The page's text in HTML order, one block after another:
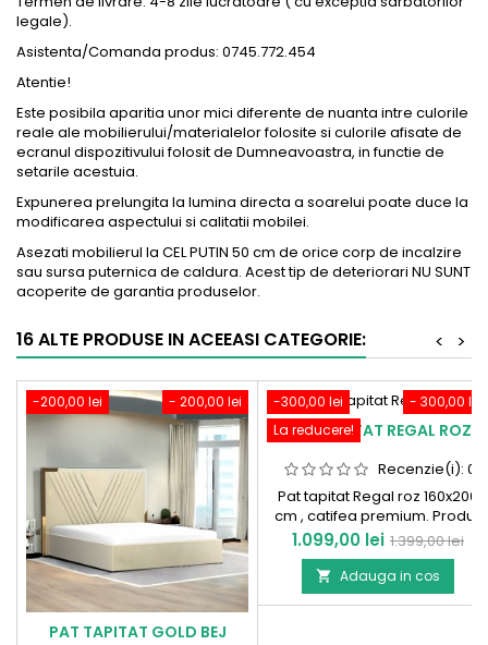
legale).
Asistenta/Comanda produs: 0745.772.454
Atentie!
Este posibila aparitia unor mici diferente de nuanta intre culorile
reale ale mobilierului/materialelor folosite si culorile afisate de
ecranul dispozitivului folosit de Dumneavoastra, infunctie de
setarile acestuia.
Expunerea prelungita la lumina directa a soarelui poate duce la
modificarea aspectului si calitatii mobilei.
Asezati mobilierul la CEL PUTIN 50 cm de orice corp de incalzire
sau sursa puternica de caldura. Acest tip de deteriorari NU SUNT
acoperite de garantia produselor.
16 ALTE PRODUSE IN ACEEASI CATEGORIE: >
<
- 200,00 lei
-200,00 lei
PAT TAPITAT GOLD BEJ
- 300,00 lei
-300,00 lei
La reducere!
PAT TAPITAT REGAL ROZ
Recenzie(i): 0
Pat tapitat Regal roz 160x200
cm , catifea premium. Produs
in Romania !
Pret
1.099,00 lei Pret
de
baza
1.399,00 lei
 Adauga in cos